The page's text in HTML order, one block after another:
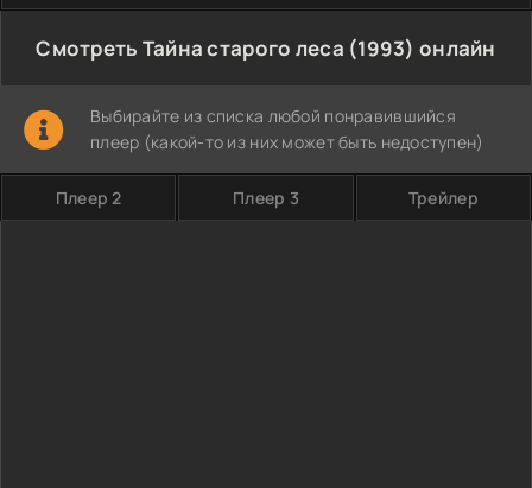
Смотреть Тайна старого леса (1993) онлайн
Выбирайте из списка любой понравившийся
плеер (какой-то из них может быть недоступен)
Плеер 2 Плеер 3 Трейлер